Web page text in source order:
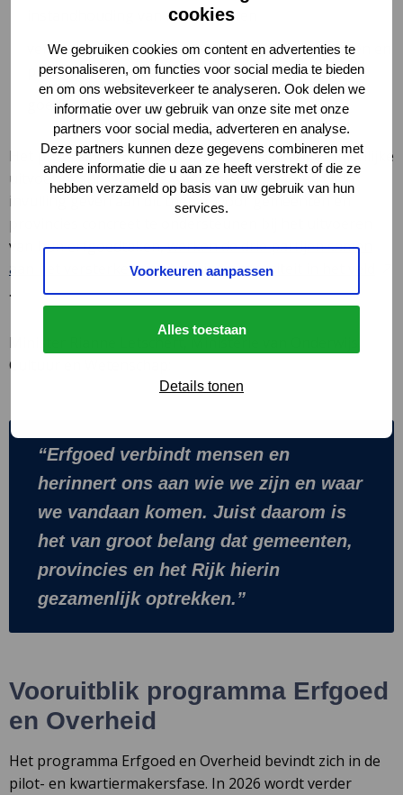
cookies
We gebruiken cookies om content en advertenties te
personaliseren, om functies voor social media te bieden
en om ons websiteverkeer te analyseren. Ook delen we
informatie over uw gebruik van onze site met onze
partners voor social media, adverteren en analyse.
Deze partners kunnen deze gegevens combineren met
andere informatie die u aan ze heeft verstrekt of die ze
hebben verzameld op basis van uw gebruik van hun
services.
Voorkeuren aanpassen
Alles toestaan
Details tonen
instandhouding van monumenten
versterking van kennis en capaciteit bij gemeenten en
provincies
goede werking van het archeologiestelsel
Het programma Erfgoed en Overheid is het gezamenlijke
uitvoeringsprogramma waarmee IPO, VNG en OCW
invulling geven aan dit thema. Door gemeenten en
provincies concreet te ondersteunen bij het uitvoeren
van hun erfgoedtaken,werken de drie partijen samen
aan het versterken van kennis en capaciteit in het veld
.
Minister Rianne Letschert, Ministerie van Onderwijs,
Cultuur en Wetenschap:
Erfgoed verbindt mensen en
herinnert ons aan wie we zijn en waar
we vandaan komen. Juist daarom is
het van groot belang dat gemeenten,
provincies en het Rijk hierin
gezamenlijk optrekken.
Vooruitblik programma Erfgoed
en Overheid
Het programma Erfgoed en Overheid bevindt zich in de
pilot- en kwartiermakersfase. In 2026 wordt verder